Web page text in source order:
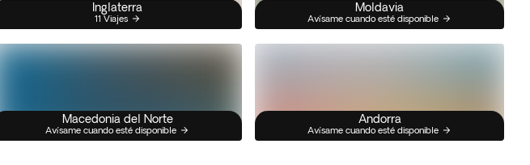
Inglaterra
11 Viajes
Moldavia
Avísame cuando esté disponible
Macedonia del Norte
Avísame cuando esté disponible
Andorra
Avísame cuando esté disponible